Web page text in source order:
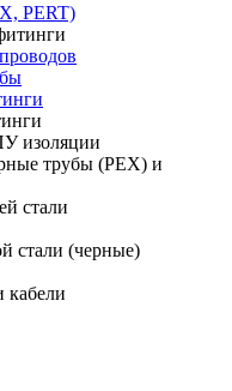
PERT)
изоляции
трубы (РЕХ) и
стали
стали (черные)
кабели